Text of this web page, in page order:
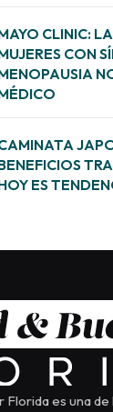
CLINIC:
CON
ES
Florida es una